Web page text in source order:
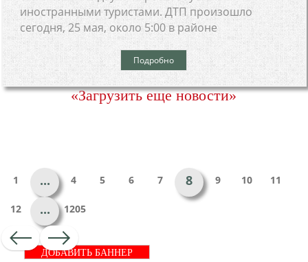
иностранными туристами. ДТП произошло
сегодня, 25 мая, около 5:00 в районе
Подробно
«Загрузить еще новости»
1 ... 4 5 6 7 8 9 10 11
12 ... 1205
ДОБАВИТЬ БАННЕР